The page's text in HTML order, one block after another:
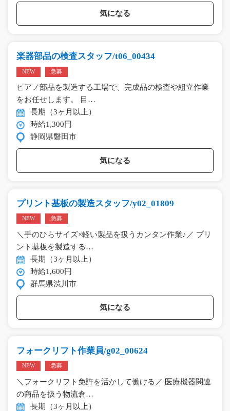
気になる
楽器部品の検査スタッフ/t06_00434
NEW 急募
ピアノ部品を製造する工場で、完成品の検査や組立作業
をお任せします。 目…
長期（3ヶ月以上）
時給1,300円
静岡県磐田市
気になる
プリント基板の製造スタッフ/y02_01809
NEW 急募
＼手のひらサイズ×軽い製品を扱うカンタン作業♪／ プリ
ント基板を製造する…
長期（3ヶ月以上）
時給1,600円
群馬県渋川市
気になる
フォークリフト作業員/g02_00624
NEW 急募
＼フォークリフト免許を活かして働ける／ 医療機器関連
の商品を扱う物流倉…
長期（3ヶ月以上）